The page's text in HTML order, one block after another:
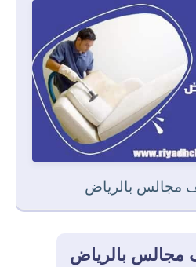
مجالس بالرياض
بالرياض